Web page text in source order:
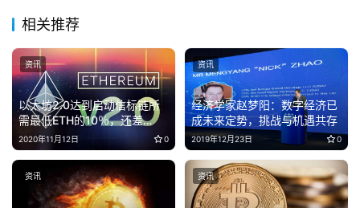
相关推荐
以太坊2.0达到启动信标链所
需最低ETH的10％，还差
90%？
2020年11月12日 0
资讯
经济学家赵梦阳：数字经济已
成未来定势，挑战与机遇共存
2019年12月23日 0
资讯
资讯 资讯